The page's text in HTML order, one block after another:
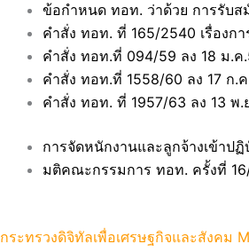
ข้อกำหนด ทอท. ว่าด้วย การรับส
คำสั่ง ทอท. ที่ 165/2540 เรื่องก
คำสั่ง ทอท.ที่ 094/59 ลง 18 ม.ค
คำสั่ง ทอท.ที่ 1558/60 ลง 17 ก.
คําสั่ง ทอท. ที่ 1957/63 ลง 13 พ.
การจัดหนักงานและลูกจ้างเข้าป
มติคณะกรรมการ ทอท. ครั้งที่
กระทรวงดิจิทัลเพื่อเศรษฐกิจและสังคม